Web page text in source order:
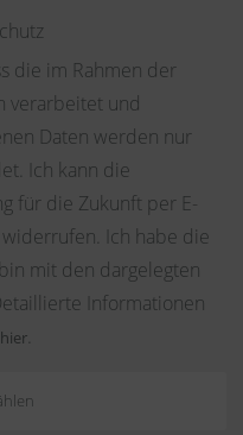
die im Rahmen der
verarbeitet und
Daten werden nur
Ich kann die
für die Zukunft per E-
widerrufen. Ich habe die
mit den dargelegten
Informationen
hier.